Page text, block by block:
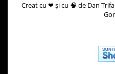
Creat cu ❤ și cu 🧠 de Dan